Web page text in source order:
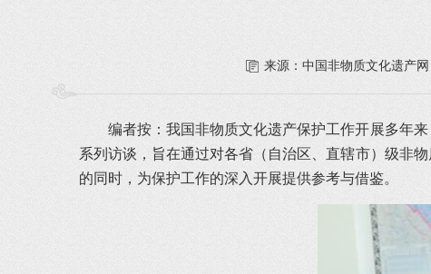
来源：中国非物质文化遗产网
编者按：我国非物质文化遗产保护工作开展多年
系列访谈，旨在通过对各省（自治区、直辖市）级非
的同时，为保护工作的深入开展提供参考与借鉴。